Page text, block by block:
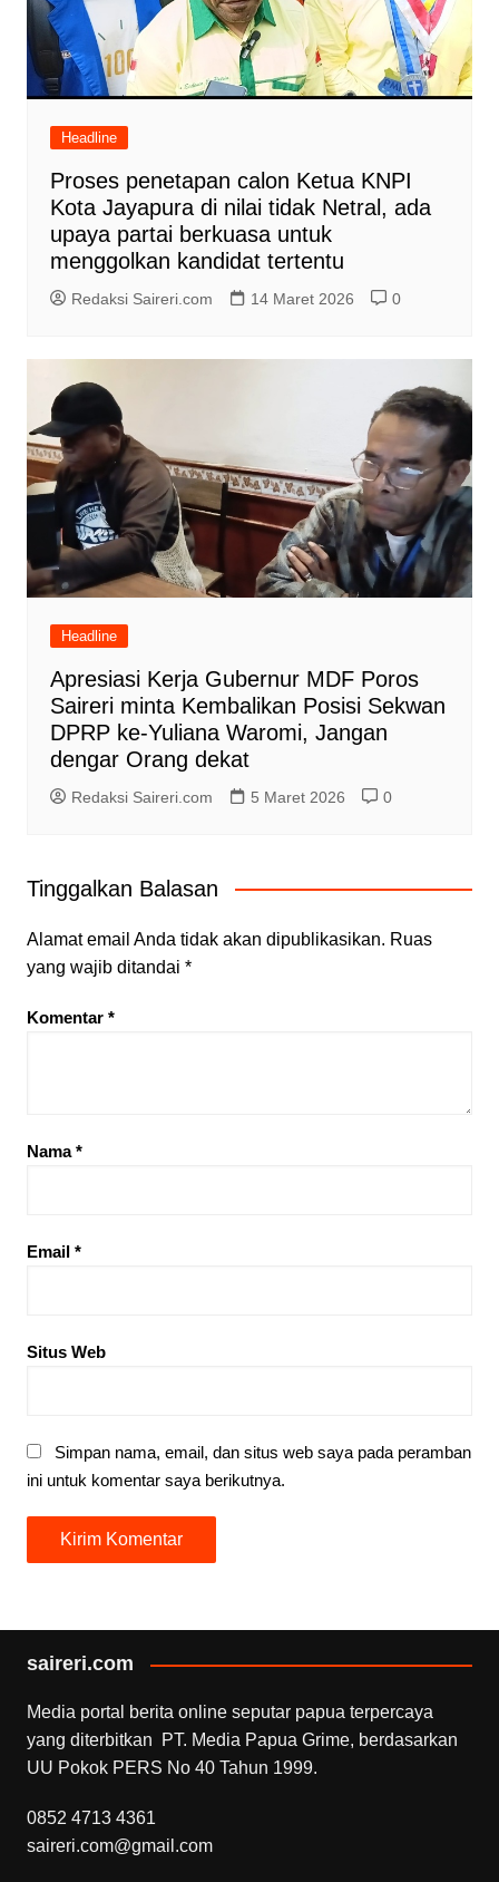
Headline
Proses penetapan calon Ketua KNPI
Kota Jayapura di nilai tidak Netral, ada
upaya partai berkuasa untuk
menggolkan kandidat tertentu
Redaksi Saireri.com 14 Maret 2026 0
Headline
Apresiasi Kerja Gubernur MDF Poros
Saireri minta Kembalikan Posisi Sekwan
DPRP ke-Yuliana Waromi, Jangan
dengar Orang dekat
Redaksi Saireri.com 5 Maret 2026 0
Tinggalkan Balasan
Alamat email Anda tidak akan dipublikasikan. Ruas
yang wajib ditandai *
Komentar *
Nama*
Email *
Situs Web
Simpan nama, email, dan situs web saya pada peramban
ini untuk komentar saya berikutnya.
saireri.com
Media portal berita online seputar papua terpercaya
yang diterbitkan PT. Media Papua Grime, berdasarkan
UU Pokok PERS No 40 Tahun 1999.
0852 4713 4361
saireri.com@gmail.com